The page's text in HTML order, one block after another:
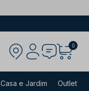
0
Casa e Jardim Outlet